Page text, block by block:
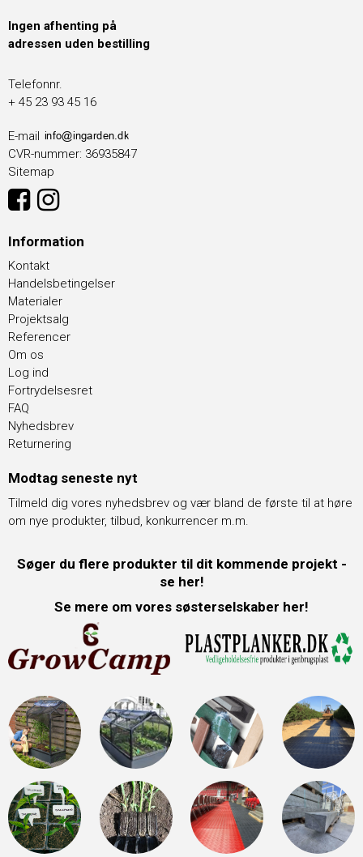
Ingen afhenting på
adressen uden bestilling
Telefonnr.
+ 45 23 93 45 16
E-mail
CVR-nummer: 36935847
Sitemap
Information
Kontakt
Handelsbetingelser
Materialer
Projektsalg
Referencer
Om os
Log ind
Fortrydelsesret
FAQ
Nyhedsbrev
Returnering
Modtag seneste nyt
Tilmeld dig vores nyhedsbrev og vær bland de første til at høre
om nye produkter, tilbud, konkurrencer m.m.
Søger du flere produkter til dit kommende projekt -
se her!
Se mere om vores søsterselskaber her!